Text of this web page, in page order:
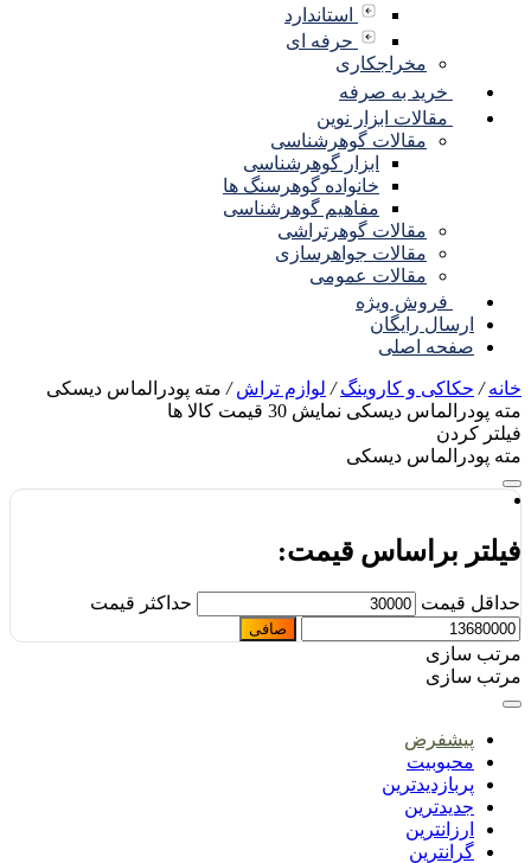
استاندارد
حرفه ای
مخراجکاری
خرید به صرفه
مقالات ابزار نوین
مقالات گوهرشناسی
ابزار گوهرشناسی
خانواده گوهرسنگ ها
مفاهیم گوهرشناسی
مقالات گوهرتراشی
مقالات جواهرسازی
مقالات عمومی
فروش ویژه
ارسال رایگان
صفحه اصلی
/حکاکی و کاروینگ/لوازم تراش/ مته پودرالماس دیسکی
پودرالماس دیسکینمایش 30 قیمت کالا ها
کردن
پودرالماس دیسکی
براساس قیمت:
قیمت حداكثر قيمت
صافی
سازی
سازی
پیشفرض
محبوبیت
پربازدیدترین
جدیدترین
ارزانترین
گرانترین